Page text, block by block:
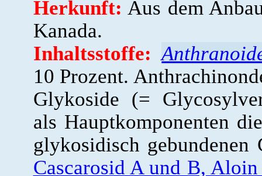
Herkunft: Aus dem
Kanada.
Inhaltsstoffe:
10 Prozent.
Glykoside (=
als Hauptkomponenten
glykosidisch
Cascarosid A und B,